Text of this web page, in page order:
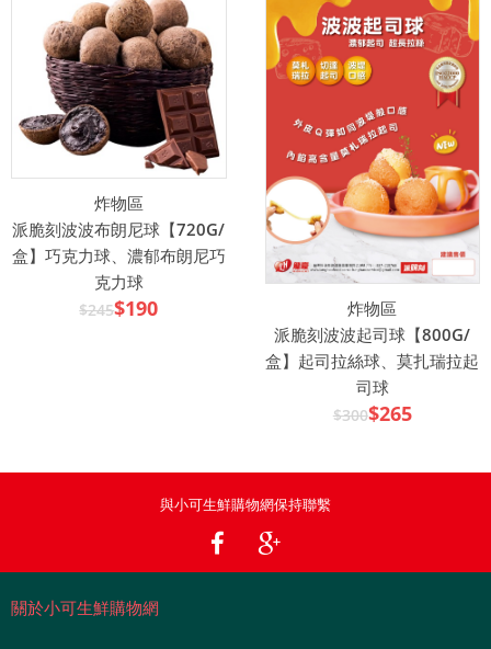
炸物區
派脆刻波波布朗尼球【720G/
盒】巧克力球、濃郁布朗尼巧
克力球
$245$190
炸物區
派脆刻波波起司球【800G/
盒】起司拉絲球、莫扎瑞拉起
司球
$300$265
與小可生鮮購物網保持聯繫
關於小可生鮮購物網